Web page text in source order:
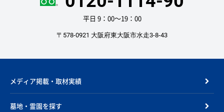
平日 9：00〜19：00
〒578-0921 大阪府東大阪市水走3-8-43
メディア掲載・取材実績
墓地・霊園を探す